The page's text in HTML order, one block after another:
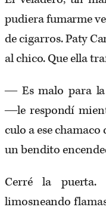
pudiera fumarme
de cigarros. Paty
al chico. Que ella
― Es malo para la
―le respondí
culo a ese
un bendito
Cerré la puerta.
limosneando